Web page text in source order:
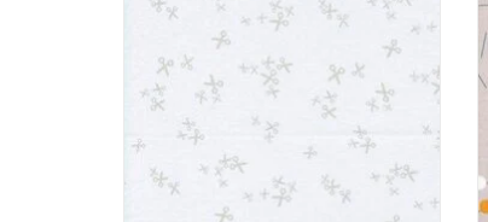
TOEVOEGEN AAN WINKELWAGEN